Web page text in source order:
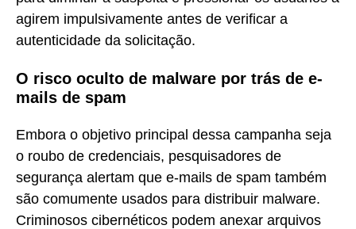
agirem impulsivamente antes de verificar a
autenticidade da solicitação.
O risco oculto de malware por trás de e-
mails de spam
Embora o objetivo principal dessa campanha seja
o roubo de credenciais, pesquisadores de
segurança alertam que e-mails de spam também
são comumente usados para distribuir malware.
Criminosos cibernéticos podem anexar arquivos